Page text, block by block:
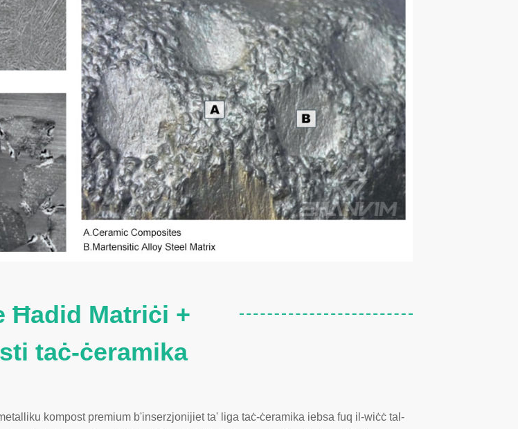
Ħadid Matriċi +
taċ-ċeramika
kompost premium b'inserzjonijiet ta' liga taċ-ċeramika iebsa fuq il-wiċċ tal-